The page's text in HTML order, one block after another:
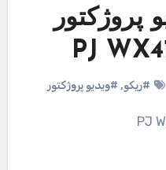
پروژکتور
#ریکو, #ویدیو پروژکتور